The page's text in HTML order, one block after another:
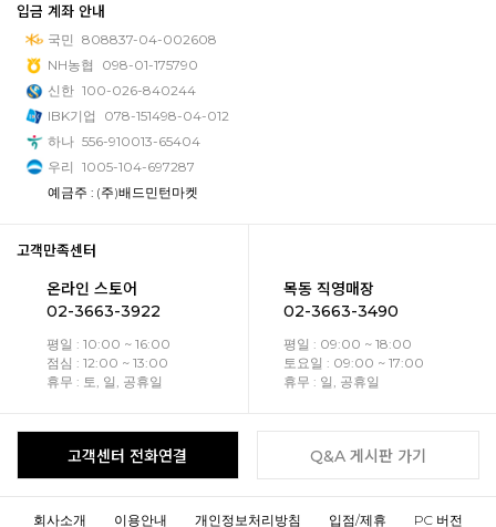
입금 계좌 안내
국민 808837-04-002608
NH농협
098-01-175790
신한 100-026-840244
IBK기업
078-151498-04-012
하나 556-910013-65404
우리 1005-104-697287
예금주 : (주)배드민턴마켓
고객만족센터
온라인 스토어
02-3663-3922
평일 : 10:00 ~ 16:00
점심 : 12:00 ~ 13:00
휴무 : 토, 일, 공휴일
목동 직영매장
02-3663-3490
평일 : 09:00 ~ 18:00
토요일 : 09:00 ~ 17:00
휴무 : 일, 공휴일
고객센터 전화연결 Q&A 게시판 가기
회사소개 이용안내 개인정보처리방침 입점/제휴 PC 버전